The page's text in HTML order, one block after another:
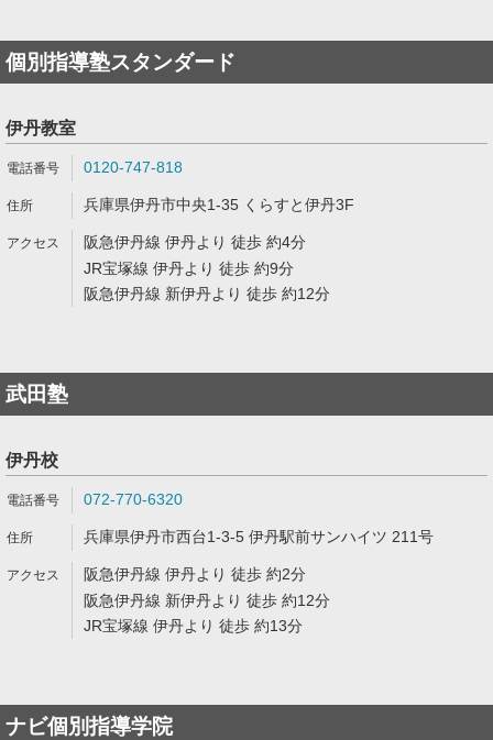
個別指導塾スタンダード
伊丹教室
0120-747-818
兵庫県伊丹市中央1-35 くらすと伊丹3F
阪急伊丹線 伊丹より 徒歩 約4分
JR宝塚線 伊丹より 徒歩 約9分
阪急伊丹線 新伊丹より 徒歩 約12分
武田塾
伊丹校
072-770-6320
兵庫県伊丹市西台1-3-5 伊丹駅前サンハイツ 211号
阪急伊丹線 伊丹より 徒歩 約2分
阪急伊丹線 新伊丹より 徒歩 約12分
JR宝塚線 伊丹より 徒歩 約13分
ナビ個別指導学院